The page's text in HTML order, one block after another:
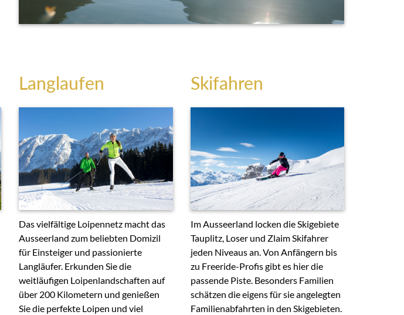
Langlaufen
Das vielfältige Loipennetz macht das
Ausseerland zum beliebten Domizil
für Einsteiger und passionierte
Langläufer. Erkunden Sie die
weitläufigen Loipenlandschaften auf
über 200 Kilometern und genießen
Sie die perfekte Loipen und viel
Skifahren
Im Ausseerland locken die Skigebiete
Tauplitz, Loser und Zlaim Skifahrer
jeden Niveaus an. Von Anfängern bis
zu Freeride-Profis gibt es hier die
passende Piste. Besonders Familien
schätzen die eigens für sie angelegten
Familienabfahrten in den Skigebieten.